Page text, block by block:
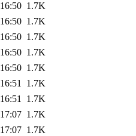
1.7K
1.7K
1.7K
1.7K
1.7K
1.7K
1.7K
1.7K
1.7K